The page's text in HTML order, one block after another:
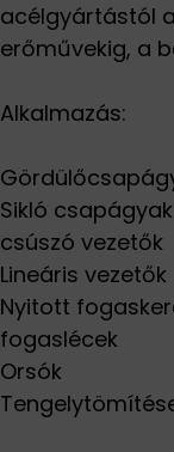
acélgyártástól
erőművekig, a
Alkalmazás:
Sikló csapágyak
csúszó vezetők
Lineáris vezetők
Nyitott
fogaslécek
Orsók